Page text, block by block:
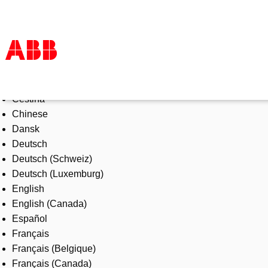
Products & Solutions
Industries
Services
About us
Where to buy
Contact us
Careers
Čeština
Chinese
Dansk
Deutsch
Deutsch (Schweiz)
Deutsch (Luxemburg)
English
English (Canada)
Español
Français
Français (Belgique)
Français (Canada)